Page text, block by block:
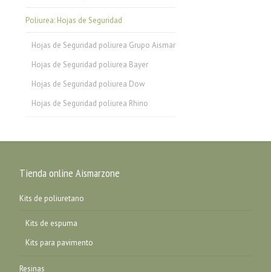
Poliurea: Hojas de Seguridad
Hojas de Seguridad poliurea Grupo Aismar
Hojas de Seguridad poliurea Bayer
Hojas de Seguridad poliurea Dow
Hojas de Seguridad poliurea Rhino
Tienda online Aismarzone
Kits de poliuretano
Kits de espuma
Kits para pavimento
Resinas